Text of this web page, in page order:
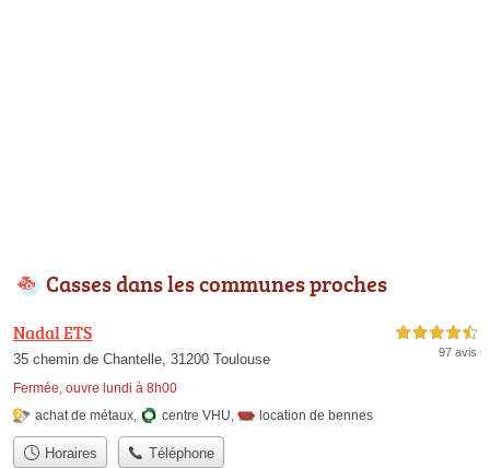
Casses dans les communes proches
Nadal ETS
35 chemin de Chantelle, 31200 Toulouse
Fermée, ouvre lundi à 8h00
4,5 étoiles sur 5
97 avis
achat de métaux, centre VHU, location de bennes
Horaires Téléphone